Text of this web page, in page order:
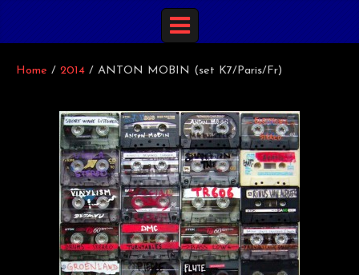
Home / 2014 / ANTON MOBIN (set K7/Paris/Fr)